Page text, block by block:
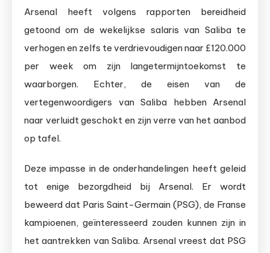
Arsenal heeft volgens rapporten bereidheid
getoond om de wekelijkse salaris van Saliba te
verhogen en zelfs te verdrievoudigen naar £120.000
per week om zijn langetermijntoekomst te
waarborgen. Echter, de eisen van de
vertegenwoordigers van Saliba hebben Arsenal
naar verluidt geschokt en zijn verre van het aanbod
op tafel.
Deze impasse in de onderhandelingen heeft geleid
tot enige bezorgdheid bij Arsenal. Er wordt
beweerd dat Paris Saint-Germain (PSG), de Franse
kampioenen, geïnteresseerd zouden kunnen zijn in
het aantrekken van Saliba. Arsenal vreest dat PSG